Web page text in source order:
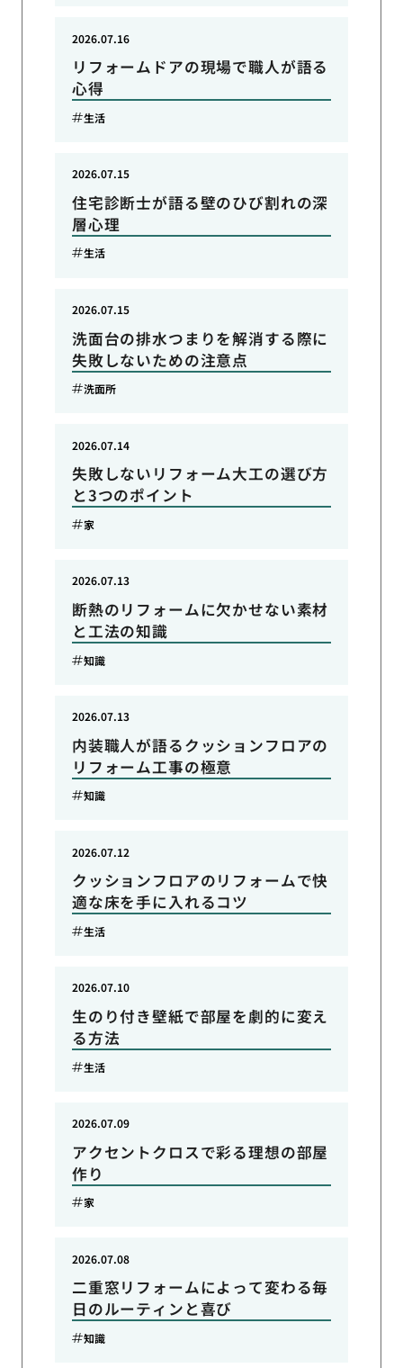
リフォームドアの現場で職人が語る
心得
2026.07.16
生活
住宅診断士が語る壁のひび割れの深
層心理
2026.07.15
生活
洗面台の排水つまりを解消する際に
失敗しないための注意点
2026.07.15
洗面所
失敗しないリフォーム大工の選び方
と3つのポイント
2026.07.14
家
断熱のリフォームに欠かせない素材
と工法の知識
2026.07.13
知識
内装職人が語るクッションフロアの
リフォーム工事の極意
2026.07.13
知識
クッションフロアのリフォームで快
適な床を手に入れるコツ
2026.07.12
生活
生のり付き壁紙で部屋を劇的に変え
る方法
2026.07.10
生活
アクセントクロスで彩る理想の部屋
作り
2026.07.09
家
二重窓リフォームによって変わる毎
日のルーティンと喜び
2026.07.08
知識